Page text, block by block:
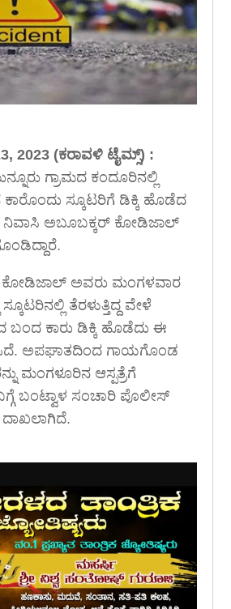
2023 (ಕರಾವಳಿ ಟೈಮ್ಸ್) :
ಗ್ರಾಮದ ಕಂದೂರಿನಲ್ಲಿ
ಸ್ಕೂಟರಿಗೆ ಡಿಕ್ಕಿ ಹೊಡೆದ
ನಿವಾಸಿ ಅಬೂಬಕ್ಕರ್ ಕೋಡಿಜಾಲ್
ಕೋಡಿಜಾಲ್ ಅವರು ಮಂಗಳವಾರ
ತೆರಳುತ್ತಿದ್ದ ವೇಳೆ
ಕಾರು ಡಿಕ್ಕಿ ಹೊಡೆದು ಈ
ಅಪಘಾತದಿಂದ ಗಾಯಗೊಂಡ
ಮಂಗಳೂರಿನ ಆಸ್ಪತ್ರೆಗೆ
ಬಂಟ್ವಾಳ ಸಂಚಾರಿ ಪೊಲೀಸ್
ದಾಖಲಾಗಿದೆ.